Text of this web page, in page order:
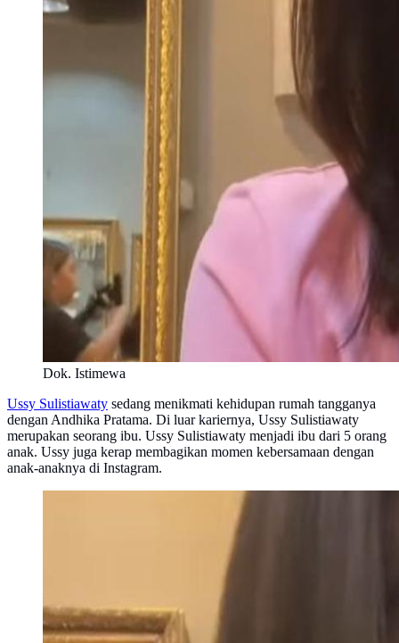
Dok. Istimewa
Ussy Sulistiawaty sedang menikmati kehidupan rumah tangganya
dengan Andhika Pratama. Di luar kariernya, Ussy Sulistiawaty
merupakan seorang ibu. Ussy Sulistiawaty menjadi ibu dari 5 orang
anak. Ussy juga kerap membagikan momen kebersamaan dengan
anak-anaknya di Instagram.